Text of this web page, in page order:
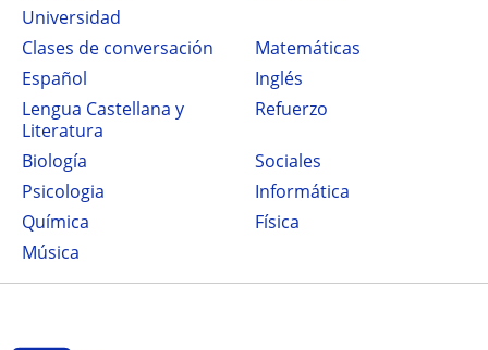
Universidad
Clases de conversación
Matemáticas
Español
Inglés
Lengua Castellana y
Literatura
Refuerzo
Biología
Sociales
Psicologia
Informática
Química
Física
Música